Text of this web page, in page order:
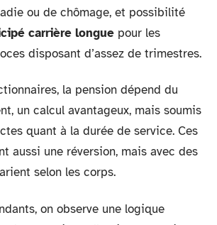
ou de chômage, et possibilité
carrière longue pour les
disposant d’assez de trimestres.
la pension dépend du
un calcul avantageux, mais soumis
quant à la durée de service. Ces
aussi une réversion, mais avec des
selon les corps.
on observe une logique